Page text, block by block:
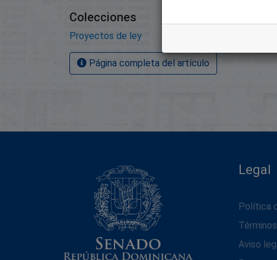
Colecciones
Proyectos de ley
Página completa del artículo
Legal
Política
Aviso